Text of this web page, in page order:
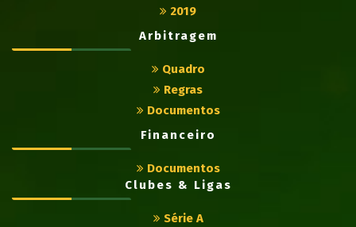
2019
Arbitragem
Quadro
Regras
Documentos
Financeiro
Documentos
Clubes & Ligas
Série A